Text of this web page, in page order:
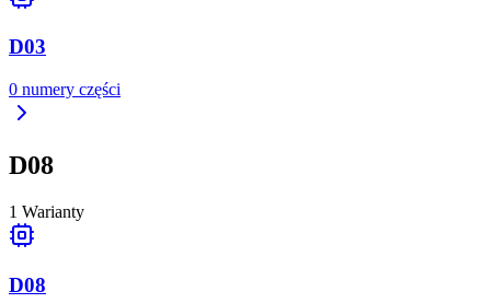
D03
0 numery części
D08
1 Warianty
D08